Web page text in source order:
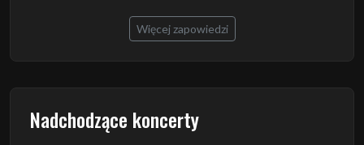
Więcej zapowiedzi
Nadchodzące koncerty